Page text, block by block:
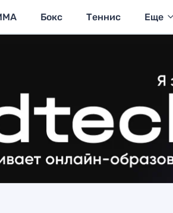
Бокс Теннис Еще